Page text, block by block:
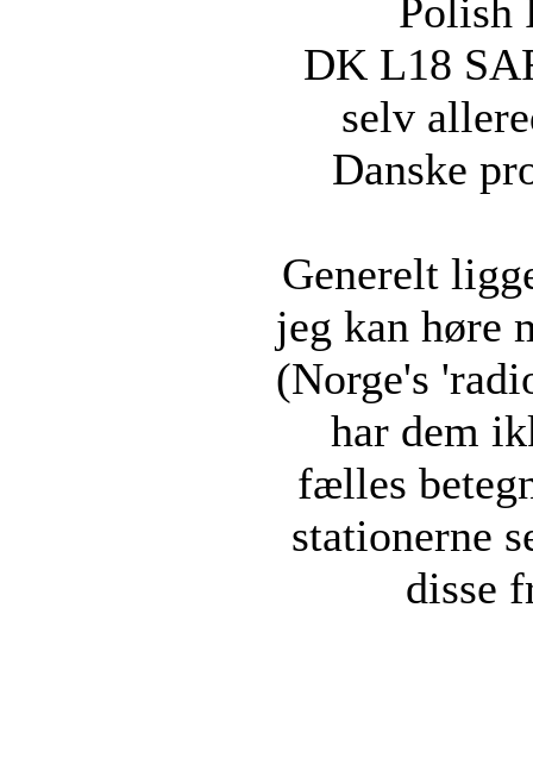
Polish
DK L18
selv
Danske
Generelt
jeg kan høre
(Norge's
har dem
fælles
stationerne
disse